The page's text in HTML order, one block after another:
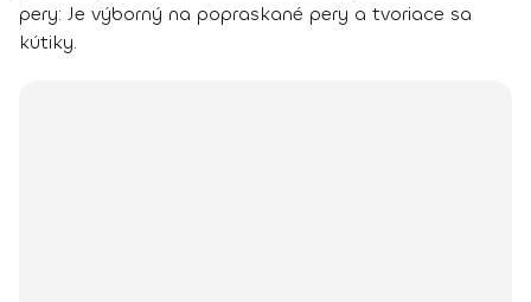
pery: Je výborný na popraskané pery a tvoriace sa
kútiky.